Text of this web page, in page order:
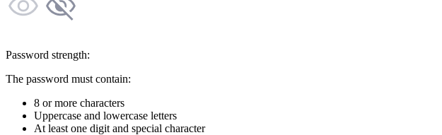
Password strength:
The password must contain:
8 or more characters
Uppercase and lowercase letters
At least one digit and special character